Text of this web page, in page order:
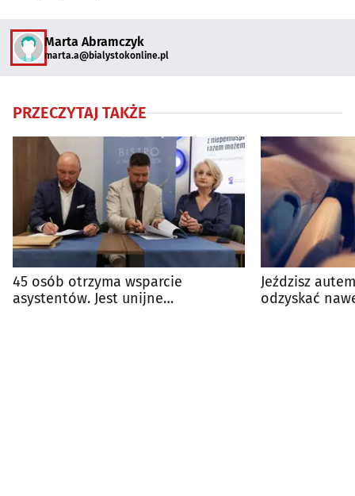
Marta Abramczyk
marta.a@bialystokonline.pl
PRZECZYTAJ TAKŻE
45 osób otrzyma wsparcie
asystentów. Jest unijne
Jeździsz
odzyskać